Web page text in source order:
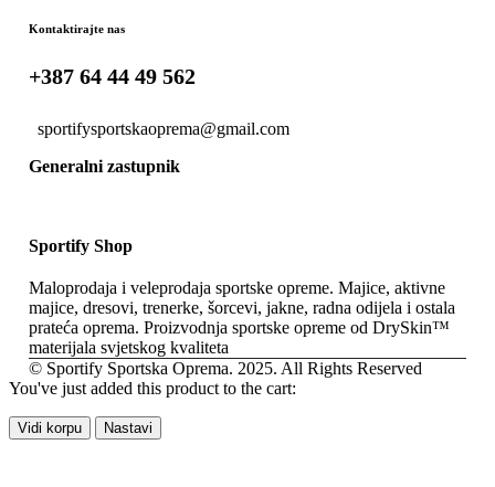
Kontaktirajte nas
+387 64 44 49 562
sportifysportskaoprema@gmail.com
Generalni zastupnik
Sportify Shop
Maloprodaja i veleprodaja sportske opreme. Majice, aktivne
majice, dresovi, trenerke, šorcevi, jakne, radna odijela i ostala
prateća oprema. Proizvodnja sportske opreme od DrySkin™
materijala svjetskog kvaliteta
© Sportify Sportska Oprema. 2025. All Rights Reserved
You've just added this product to the cart:
Vidi korpu Nastavi